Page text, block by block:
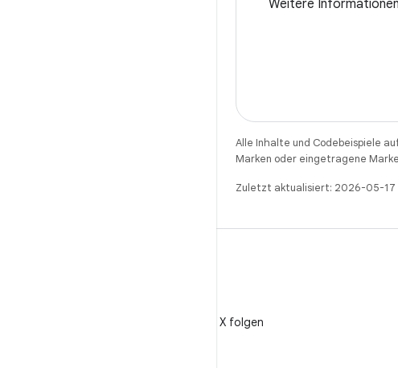
Weitere
Alle Inhalte und Codebeispiele
Marken oder eingetragene
Zuletzt aktualisiert: 2026-05-17
@AndroidDev auf X folgen